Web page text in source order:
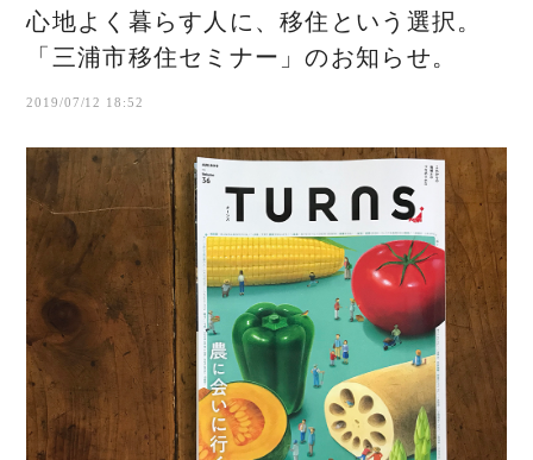
心地よく暮らす人に、移住という選択。
「三浦市移住セミナー」のお知らせ。
2019/07/12 18:52